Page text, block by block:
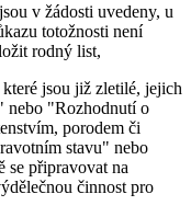
v žádosti uvedeny, u
totožnosti není
rodný list,
jsou již zletilé, jejich
nebo "Rozhodnutí o
porodem či
stavu" nebo
se připravovat na
činnost pro